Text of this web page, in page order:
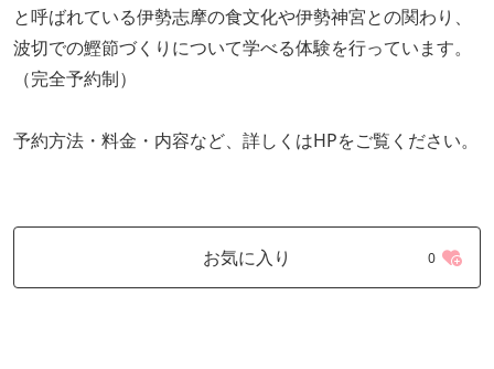
と呼ばれている伊勢志摩の食文化や伊勢神宮との関わり、
波切での鰹節づくりについて学べる体験を行っています。
（完全予約制）
予約方法・料金・内容など、詳しくはHPをご覧ください。
お気に入り 0